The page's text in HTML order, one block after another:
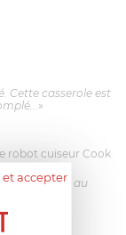
Cette casserole est
robot cuiseur Cook
un peu dur au
...»
et accepter